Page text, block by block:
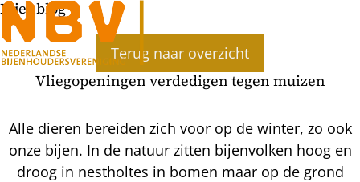
Bijenblog
Terug naar overzicht
Vliegopeningen verdedigen tegen muizen
Alle dieren bereiden zich voor op de winter, zo ook
onze bijen. In de natuur zitten bijenvolken hoog en
droog in nestholtes in bomen maar op de grond